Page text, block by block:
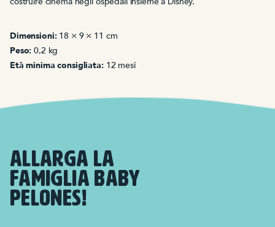
Dimensioni: 18 × 9 × 11 cm
Peso:0,2 kg
Età minima consigliata: 12 mesi
ALLARGA LA
FAMIGLIA BABY
PELONES!